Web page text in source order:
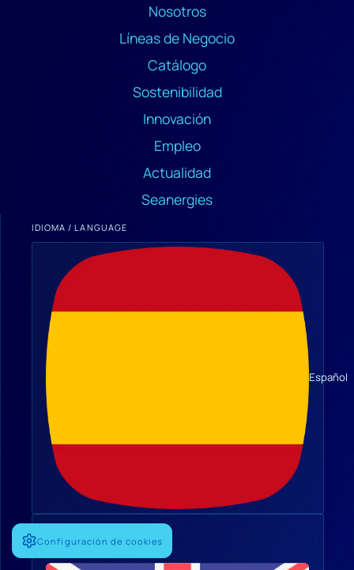
Nosotros
Líneas de Negocio
Catálogo
Sostenibilidad
Innovación
Empleo
Actualidad
Seanergies
IDIOMA / LANGUAGE
Español
Configuración de cookies